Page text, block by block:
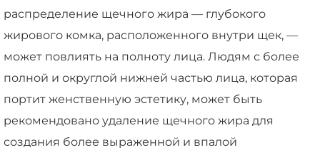
распределение щечного жира — глубокого
жирового комка, расположенного внутри щек, —
может повлиять на полноту лица. Людям с более
полной и округлой нижней частью лица, которая
портит женственную эстетику, может быть
рекомендовано удаление щечного жира для
создания более выраженной и впалой